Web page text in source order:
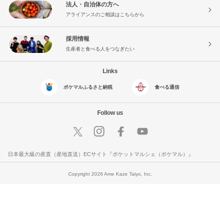
法人・自治体の方へ
アライアンスのご相談はこちらから
採用情報
生産者と食べる人をつなぎたい
Links
ポケマルふるさと納税 食べる通信
Follow us
日本最大級の産直（産地直送）ECサイト『ポケットマルシェ（ポケマル）』
Copyright 2026 Ame Kaze Taiyo, Inc.